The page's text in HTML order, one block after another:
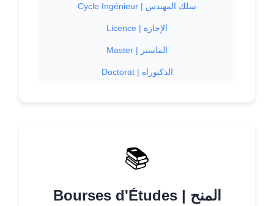
Cycle Ingénieur | سلك المهندس
Licence | الإجازة
Master | الماستر
Doctorat | الدكتوراه
📚
Bourses d'Études | المنح